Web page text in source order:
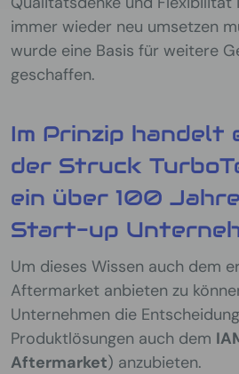
immer wieder neu umsetzen
wurde eine Basis für weitere
geschaffen.
Im Prinzip handelt
der Struck
ein über 100
Start-up
Um dieses Wissen auch dem
Aftermarket anbieten zu
Unternehmen die
Produktlösungen auch dem
Aftermarket) anzubieten.